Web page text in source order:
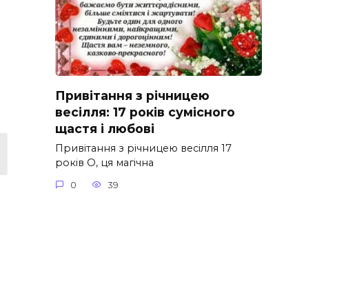
Привітання з річницею
весілля: 17 років сумісного
щастя і любові
Привітання з річницею весілля 17
років О, ця магічна
0 39